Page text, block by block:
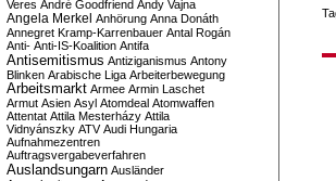
Veres André Goodfriend Andy Vajna
Angela Merkel Anhörung Anna Donáth
Annegret Kramp-Karrenbauer Antal Rogán
Anti- Anti-IS-Koalition Antifa
Antisemitismus Antiziganismus Antony
Blinken Arabische Liga Arbeiterbewegung
Arbeitsmarkt Armee Armin Laschet
Armut Asien Asyl Atomdeal Atomwaffen
Attentat Attila Mesterházy Attila
Vidnyánszky ATV Audi Hungaria
Aufnahmezentren
Auftragsvergabeverfahren
Auslandsungarn Ausländer